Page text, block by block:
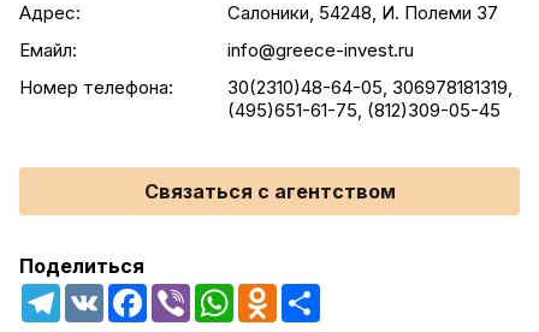
Адрес:
Салоники, 54248, И. Полеми 37
Емайл:
info@greece-invest.ru
Номер телефона:
30(2310)48-64-05, 306978181319,
(495)651-61-75, (812)309-05-45
Связаться с агентством
Поделиться
Telegram
VK Facebook
Viber WhatsAppOdnoklassniki